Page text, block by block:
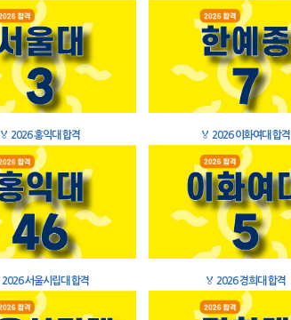
🏅 2026 홍익대 합격 🏅 2026 이화여대 합격
2026 서울시립대 합격 🏅 2026 경희대 합격